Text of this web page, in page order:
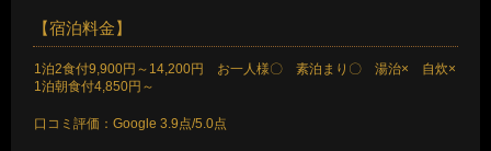
【宿泊料金】
1泊2食付9,900円～14,200円 お一人様〇 素泊まり〇 湯治× 自炊×
1泊朝食付4,850円～
口コミ評価：Google 3.9点/5.0点